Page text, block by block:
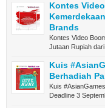
Kontes
Brands
Kontes Video
Jutaan Rupiah
Kuis
Berhadiah
Kuis
Deadline 3